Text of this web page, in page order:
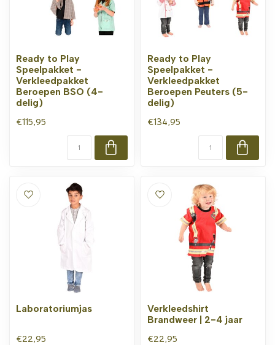
Ready to Play
Speelpakket -
Verkleedpakket
Beroepen BSO (4-
delig)
€115,95
Ready to Play
Speelpakket -
Verkleedpakket
Beroepen Peuters (5-
delig)
€134,95
Laboratoriumjas
€22,95
Verkleedshirt
Brandweer | 2-4 jaar
€22,95